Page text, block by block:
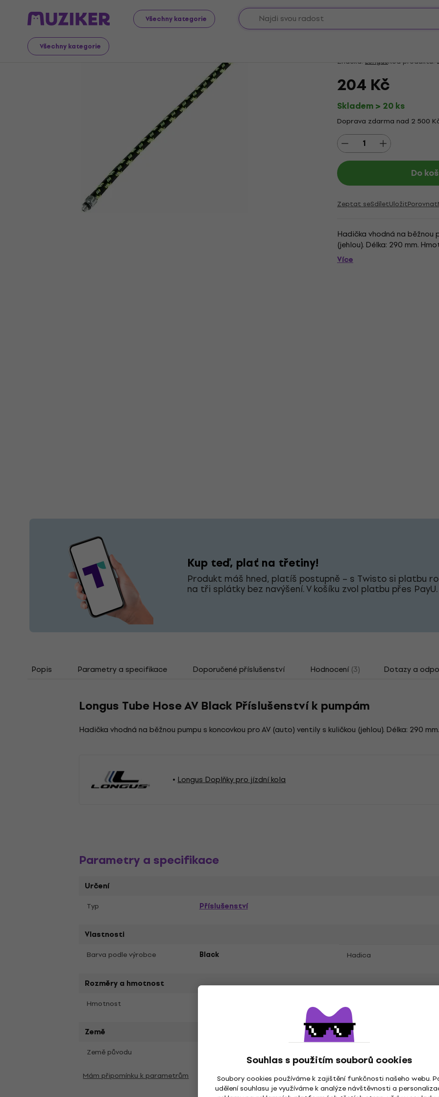
Všechny kategorie
Všechny kategorie
Souhlas s použitím souborů cookies
Soubory cookies používáme k zajištění funkčnosti našeho webu.
udělení souhlasu je využíváme k analýze návštěvnosti a
Cyklistické potřeby Doplňky pro jízdní kola
Longus Tube Hose
Značka: LongusKód produktu:
204 Kč
Skladem > 20 ks
Doprava zdarma nad 2 500
Do
Zeptat seSdíletUložitPorovnat
Hadička vhodná na běžnou
(jehlou). Délka: 290 mm.
Více
Kup teď, plať na třetiny!
Produkt máš hned, platíš postupně – s Twisto si platbu
na tři splátky bez navýšení. V košíku zvol platbu přes PayU.
Popis Parametry a specifikace Doporučené příslušenství Hodnocení (3) Dotazy a
Longus Tube Hose AV Black Příslušenství k pumpám
Hadička vhodná na běžnou pumpu s koncovkou pro AV (auto) ventily s kuličkou (jehlou). Délka: 290
Longus Doplňky pro jízdní kola
Parametry a specifikace
Určení
Typ Příslušenství
Vlastnosti
Barva podle výrobce Black Hadica
Rozměry a hmotnost
Hmotnost
Země
Země původu
Mám připomínku k parametrům